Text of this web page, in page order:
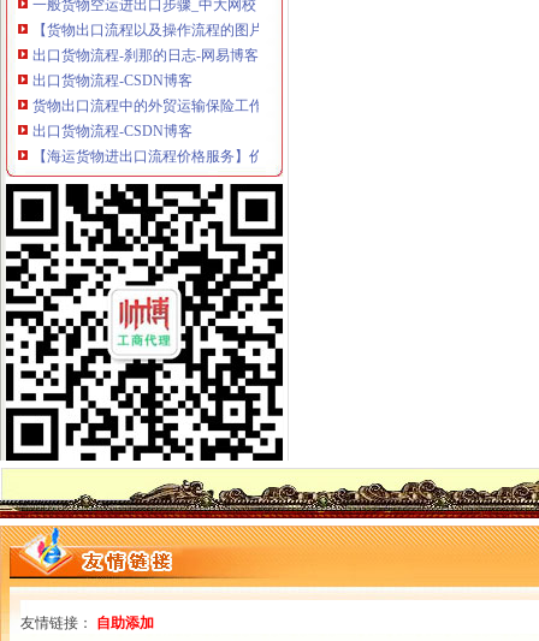
【货物出口流程以及操作流程的图片】-宝安宝安易登网
出口货物流程-刹那的日志-网易博客
出口货物流程-CSDN博客
货物出口流程中的外贸运输保险工作-百科教程网_经验分享平台[上学
出口货物流程-CSDN博客
【海运货物进出口流程价格服务】价格_厂家_图片-Hc360慧聪网
提供货物出口流程,危险品海运咨询,人和网
突尼斯拟简化货物进出口流程_新闻中心_大河网
【货物出口的业务流程】_产品资讯_一呼百应资讯频道
【出口货物流程】_出口货物流程批发价_出口货物流程货源--虎易网
空运货物出口操作流程_货物运输—中国物通网
出口货物流程_出口货物流程doc下载_爱问共享资料
一般进出口货物的报关程序
出口货物基本流程_互动百科
运输物流出口货物流程-供应信息-环球经贸网
一般货物空运进出口基本流程_搜狐_搜狐网
出口货物退运流程
货物出口的业务流程[1]-国际货运代理-无忧考网
货物进出口流程.ppt
【货物出口全部流程】价格_厂家_图片-Hc360慧聪网
出口货物流程_已解决-阿里巴巴生意经
出口货物流程.ppt
出口货物流程_已解决-阿里巴巴生意经
海运货物出口操作流程_百度经验
出口货物流程[1]
友情链接： 自助添加